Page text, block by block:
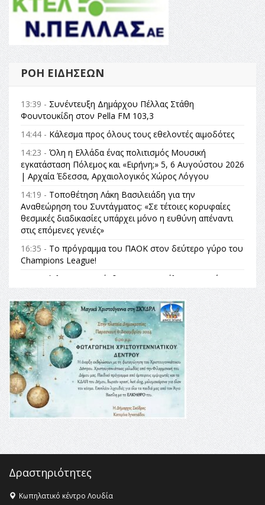
ΡΟΉ ΕΙΔΉΣΕΩΝ
13:39 - Συνέντευξη Δημάρχου Πέλλας Στάθη
Φουντουκίδη στον Pella FM 103,3
14:44 - Κάλεσμα προς όλους τους εθελοντές αιμοδότες
14:23 - Όλη η Ελλάδα ένας πολιτισμός Μουσική
εγκατάσταση Πόλεμος και «Ειρήνη;» 5, 6 Αυγούστου 2026
| Αρχαία Έδεσσα, Αρχαιολογικός Χώρος Λόγγου
14:19 - Τοποθέτηση Λάκη Βασιλειάδη για την
Αναθεώρηση του Συντάγματος: «Σε τέτοιες κορυφαίες
θεσμικές διαδικασίες υπάρχει μόνο η ευθύνη απέναντι
στις επόμενες γενιές»
16:35 - Το πρόγραμμα του ΠΑΟΚ στον δεύτερο γύρο του
Champions League!
Όλυμπος: Εντάχθηκε στον Κατάλογο Παγκόσμιας
Κληρονομιάς της UNESCO – Ομόφωνη η απόφαση Ο
Όλυμπος αναγνωρίστηκε ως φυσικό και πολιτιστικό
αγαθό εξέχουσας οικουμενικής αξίας για την
ανθρωπότητα
16:18 - ΕΝΟΡΙΑΚΕΣ ΚΑΛΟΚΑΙΡΙΝΕΣ ΔΡΑΣΕΙΣ ΓΙΑ ΠΑΙΔΙΑ
ΣΤΗΝ ΕΔΕΣΣΑ
16:15 -
Εργασίες συντήρησης οδοφωτισμού στην Ενωτική
Οδό Σίνδου από την Περιφέρεια Κεντρικής Μακεδονίας
11:36 - Λάκης Βασιλειάδης, Συνέντευξη PellaFm 103,3 για
το Μουσείο της Πέλλας, Λουτρά Πόζαρ και Χιονοδρομικό
18:09 -
Αυτό το καλοκαίρι δίνουμε ραντεβού στο πιο
όμορφο θερινό σινεμά της Ελλάδας!
Δραστηριότητες
Κωπηλατικό κέντρο Λουδία